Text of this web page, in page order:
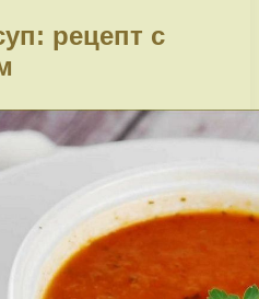
рецепт с